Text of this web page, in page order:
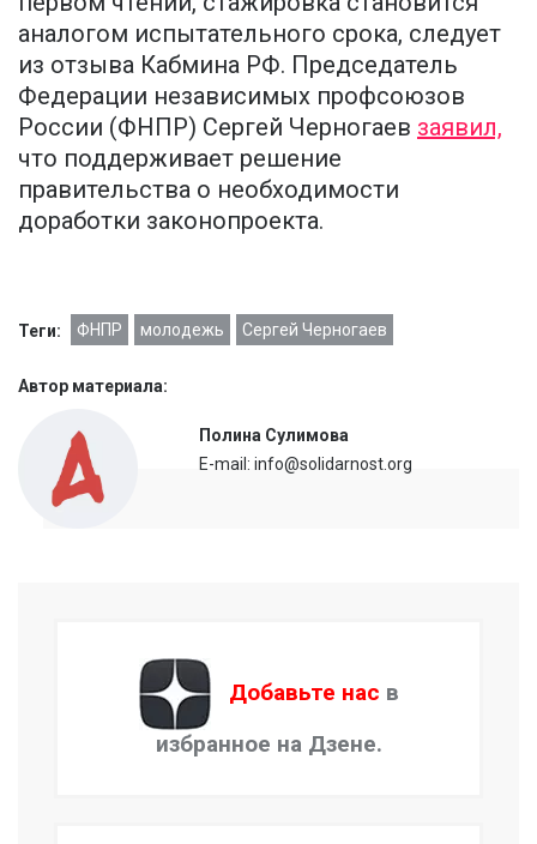
аналогом испытательного срока, следует
из отзыва Кабмина РФ. Председатель
Федерации независимых профсоюзов
России (ФНПР) Сергей Черногаев заявил,
что поддерживает решение
правительства о необходимости
доработки законопроекта.
Теги: ФНПР молодежь Сергей Черногаев
Автор материала:
Полина Сулимова
E-mail: info@solidarnost.org
Добавьте нас в
избранное на Дзене.